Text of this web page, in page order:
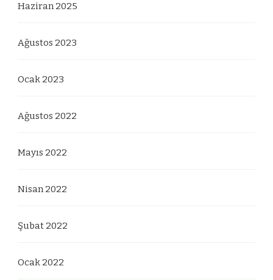
Haziran 2025
Ağustos 2023
Ocak 2023
Ağustos 2022
Mayıs 2022
Nisan 2022
Şubat 2022
Ocak 2022